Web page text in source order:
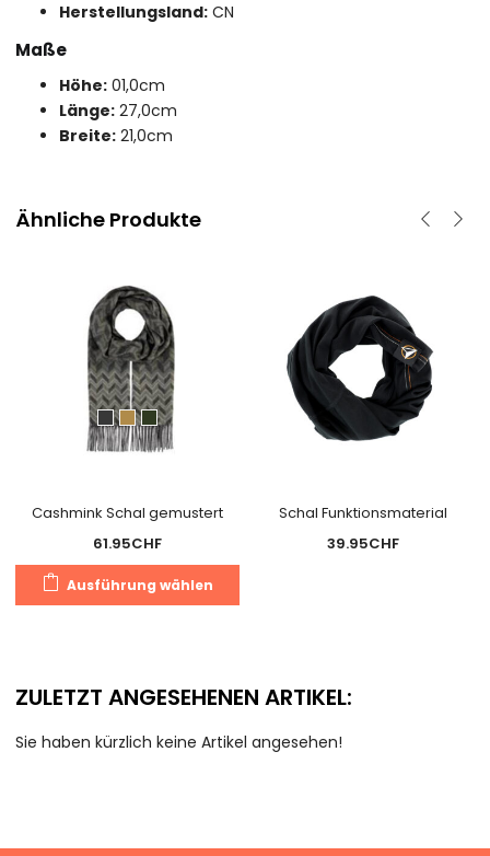
Herstellungsland: CN
Maße
Höhe: 01,0cm
Länge: 27,0cm
Breite: 21,0cm
Ähnliche Produkte
Cashmink Schal gemustert
61.95CHF
Ausführung wählen
Produkt
auf.
Optionen
Schal Funktionsmaterial
39.95CHF
ZULETZT ANGESEHENEN ARTIKEL:
Sie haben kürzlich keine Artikel angesehen!